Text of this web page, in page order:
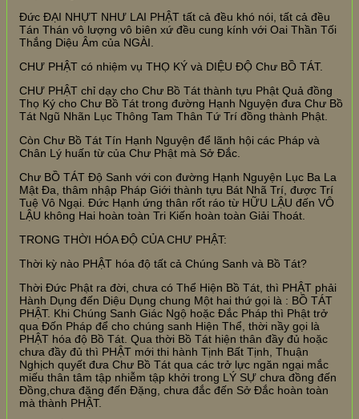
Đức ĐẠI NHỰT NHƯ LAI PHẬT tất cả đều khó nói, tất cả đều
Tán Thán vô lượng vô biên xứ đều cung kính với Oai Thần Tối
Thắng Diệu Âm của NGÀI.
CHƯ PHẬT có nhiệm vụ THỌ KÝ và DIỆU ĐỘ Chư BỒ TÁT.
CHƯ PHẬT chỉ dạy cho Chư Bồ Tát thành tựu Phật Quả đồng
Thọ Ký cho Chư Bồ Tát trong đường Hạnh Nguyện đưa Chư Bồ
Tát Ngũ Nhãn Lục Thông Tam Thân Tứ Trí đồng thành Phật.
Còn Chư Bồ Tát Tín Hạnh Nguyện để lãnh hội các Pháp và
Chân Lý huấn từ của Chư Phật mà Sở Đắc.
Chư BỒ TÁT Độ Sanh với con đường Hạnh Nguyện Lục Ba La
Mật Đa, thâm nhập Pháp Giới thành tựu Bát Nhã Trí, được Trí
Tuệ Vô Ngại. Đức Hạnh ứng thân rốt ráo từ HỮU LẬU đến VÔ
LẬU không Hai hoàn toàn Tri Kiến hoàn toàn Giải Thoát.
TRONG THỜI HÓA ĐỘ CỦA CHƯ PHẬT:
Thời kỳ nào PHẬT hóa độ tất cả Chúng Sanh và Bồ Tát?
Thời Đức Phật ra đời, chưa có Thể Hiện Bồ Tát, thì PHẬT phải
Hành Dụng đến Diệu Dụng chung Một hai thứ gọi là : BỒ TÁT
PHẬT. Khi Chúng Sanh Giác Ngộ hoặc Đắc Pháp thì Phật trở
qua Đốn Pháp để cho chúng sanh Hiện Thể, thời nầy gọi là
PHẬT hóa độ Bồ Tát. Qua thời Bồ Tát hiện thân đầy đủ hoặc
chưa đầy đủ thì PHẬT mới thi hành Tịnh Bất Tịnh, Thuận
Nghịch quyết đưa Chư Bồ Tát qua các trở lực ngăn ngại mắc
miếu thân tâm tập nhiễm tập khởi trong LÝ SỰ chưa đồng đến
Đồng,chưa đặng đến Đặng, chưa đắc đến Sở Đắc hoàn toàn
mà thành PHẬT.